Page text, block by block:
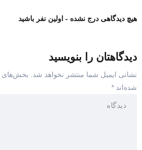
هیچ دیدگاهی درج نشده - اولین نفر باشید
دیدگاهتان را بنویسید
نشانی ایمیل شما منتشر نخواهد شد.
بخش‌های
شده‌اند *